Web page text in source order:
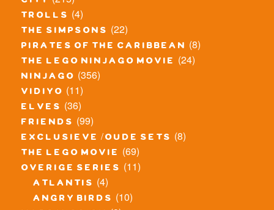
trolls (4)
the simpsons (22)
pirates of the caribbean (8)
the lego ninjago movie (24)
ninjago (356)
vidiyo (11)
elves (36)
friends (99)
exclusieve / oude sets (8)
the lego movie (69)
overige series (11)
atlantis (4)
angry birds (10)